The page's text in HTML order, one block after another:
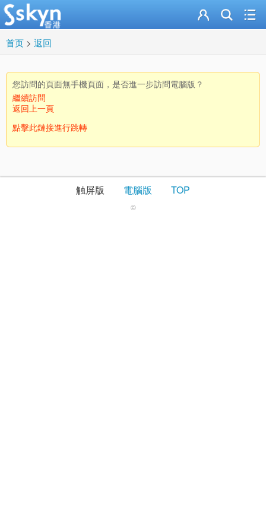
首页 > 返回
您訪問的頁面無手機頁面，是否進一步訪問電腦版？
繼續訪問
返回上一頁
點擊此鏈接進行跳轉
触屏版 電腦版 TOP
©